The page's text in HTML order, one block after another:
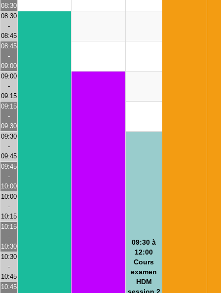
08:30
08:30
-
08:45
08:45
-
09:00
09:00
-
09:15
09:15
-
09:30
09:30
-
09:45
09:30 à
12:00
Cours
examen
HDM
session 2
09:45
-
10:00
10:00
-
10:15
10:15
-
10:30
10:30
-
10:45
10:45